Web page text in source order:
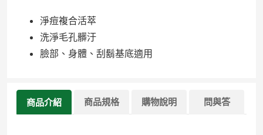
淨痘複合活萃
洗淨毛孔髒汙
臉部、身體、刮鬍基底適用
商品介紹 商品規格 購物說明 問與答